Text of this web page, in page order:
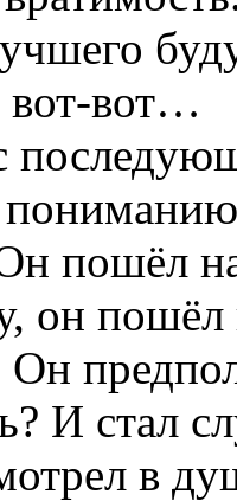
вот-вот…
пошёл
он
И стал
в